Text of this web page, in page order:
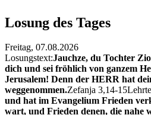
Losung des Tages
Freitag, 07.08.2026
Losungstext:Jauchze, du Tochter
dich und sei fröhlich von ganzem
Jerusalem! Denn der HERR hat
weggenommen.Zefanja 3,14-15
und hat im Evangelium Frieden
wart, und Frieden denen, die nahe